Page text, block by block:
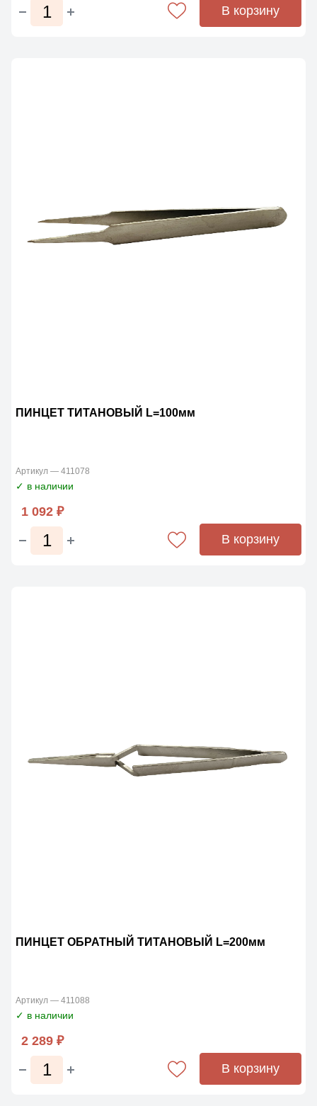
В корзину
ПИНЦЕТ ТИТАНОВЫЙ L=100мм
Артикул — 411078
✓ в наличии
1 092 ₽
В корзину
ПИНЦЕТ ОБРАТНЫЙ ТИТАНОВЫЙ L=200мм
Артикул — 411088
✓ в наличии
2 289 ₽
В корзину